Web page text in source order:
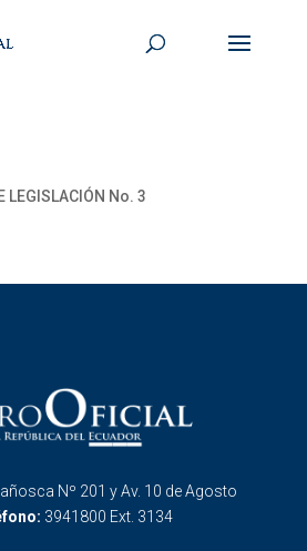
LEGISLACIÓN No. 3
Nº 201 y Av. 10 de Agosto
3941800 Ext. 3134